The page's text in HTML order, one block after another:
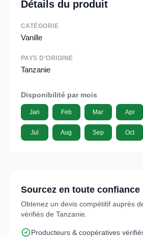
Détails du produit
CATÉGORIE
Vanille
PAYS D’ORIGINE
Tanzanie
Disponibilité par mois
Jan Feb Mar Apr
Jul Aug Sep Oct
Sourcez en toute confiance
Obtenez un devis compétitif auprès
vérifiés de Tanzanie.
Producteurs & coopératives